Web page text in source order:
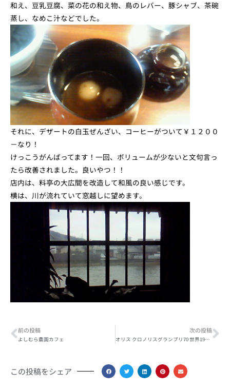
和え、豆乳豆腐、菜の花の和え物、鳥のレバー、豚シャブ、茶碗
蒸し、なめこ汁などでした。
それに、デザートの白玉ぜんざい、コーヒーがついて￥１２００
－なり！
けっこうがんばってます！一回、ボリュームが少ないと文句言っ
たら改善されました。良いやつ！！
店内は、料亭の大広間を改造して和風の良い感じです。
横は、川が流れていて窓越しに望めます。
Prev
前の投稿
よしむら農園カフェ
次の投稿
オリス クロノリスグランプリ70 世界1970本限定
この投稿をシェア